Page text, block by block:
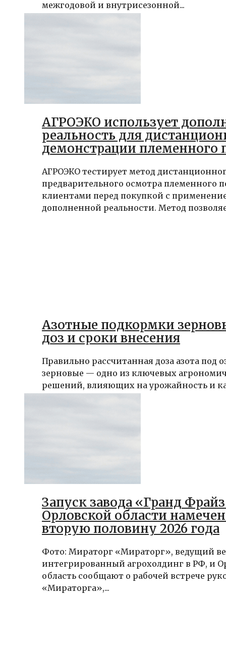
межгодовой и внутрисезонной...
АГРОЭКО использует
реальность для
демонстрации племенного
АГРОЭКО тестирует метод
предварительного осмотра племенного
клиентами перед покупкой с
дополненной реальности. Метод
Азотные подкормки
доз и сроки внесения
Правильно рассчитанная доза азота под
зерновые — одно из ключевых
решений, влияющих на урожайность и
Запуск завода «Гранд
Орловской области
вторую половину 2026 года
Фото: Мираторг «Мираторг», ведущий
интегрированный агрохолдинг в РФ, и
область сообщают о рабочей встрече
«Мираторга»,...